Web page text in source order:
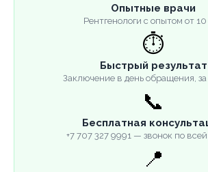
Опытные врачи
Рентгенологи с опытом от
⏱️
Быстрый результат
Заключение в день обращения, за
📞
Бесплатная
+7 707 327 9991 — звонок по
📍